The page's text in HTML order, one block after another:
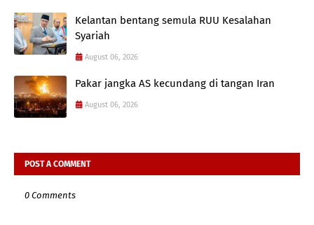
Kelantan bentang semula RUU Kesalahan
Syariah
August 06, 2026
Pakar jangka AS kecundang di tangan Iran
August 06, 2026
POST A COMMENT
0 Comments